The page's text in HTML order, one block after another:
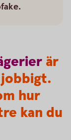
är
hur
kan du